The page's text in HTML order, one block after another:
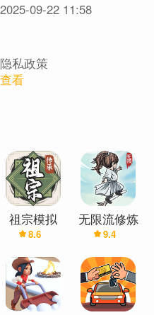
的布局建设得合理，藏经阁的
耗如流水。偶有秘境现世，各
身；
。
2025-09-22 11:58
隐私政策
查看
祖宗模拟
器：传承
8.6
无限流修炼
模拟器
9.4